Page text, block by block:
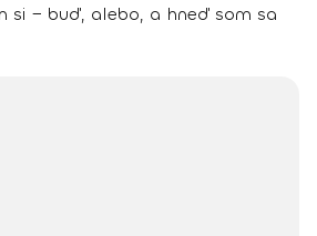
si − buď, alebo, a hneď som sa